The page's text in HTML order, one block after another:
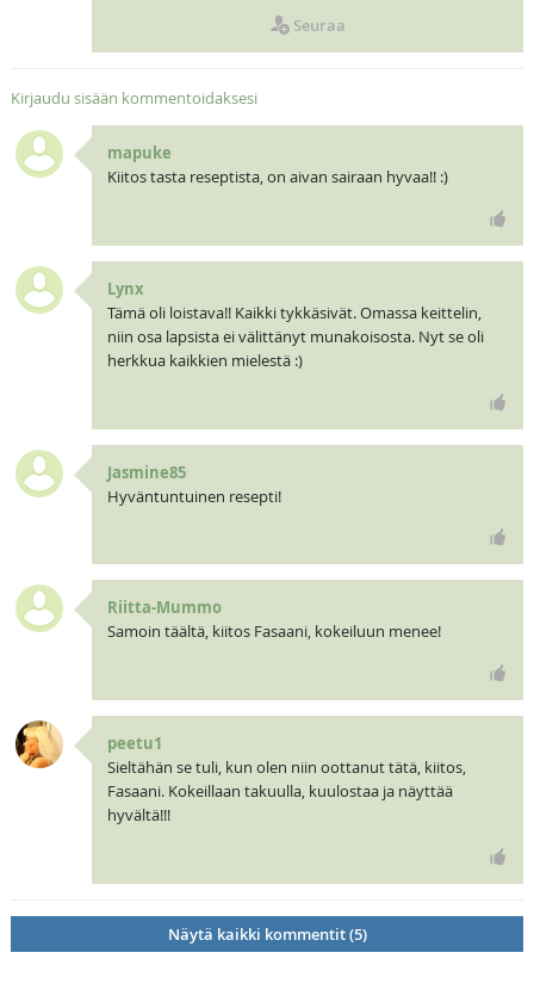
Seuraa
Kirjaudu sisään kommentoidaksesi
mapuke
Kiitos tasta reseptista, on aivan sairaan hyvaa!! :)
Lynx
Tämä oli loistava!! Kaikki tykkäsivät. Omassa keittelin,
niin osa lapsista ei välittänyt munakoisosta. Nyt se oli
herkkua kaikkien mielestä :)
Jasmine85
Hyväntuntuinen resepti!
Riitta-Mummo
Samoin täältä, kiitos Fasaani, kokeiluun menee!
peetu1
Sieltähän se tuli, kun olen niin oottanut tätä, kiitos,
Fasaani. Kokeillaan takuulla, kuulostaa ja näyttää
hyvältä!!!
Näytä kaikki kommentit (5)